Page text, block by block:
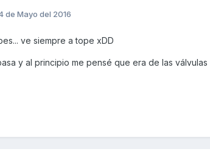
de Mayo del 2016
ve siempre a tope xDD
y al principio me pensé que era de las